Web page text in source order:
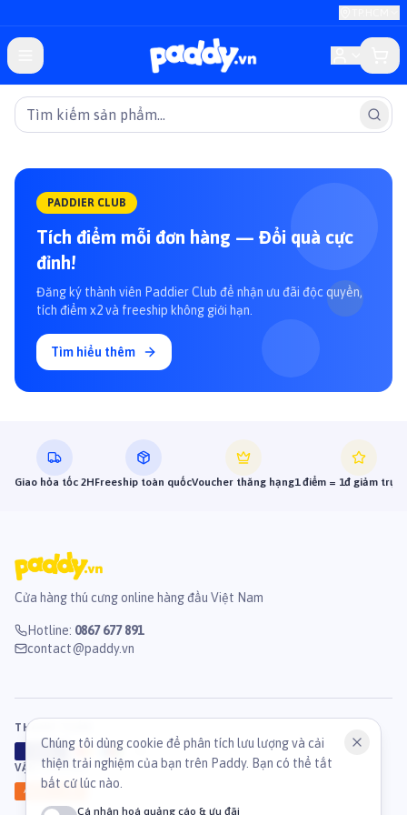
PADDIER CLUB
Tích điểm mỗi đơn hàng — Đổi quà cực
đỉnh!
Đăng ký thành viên Paddier Club để nhận ưu đãi độc quyền,
tích điểm x2 và freeship không giới hạn.
Tìm hiểu thêm
Giao hỏa tốc 2HFreeship toàn quốcVoucher thăng hạng1 điểm = 1đ giảm trực
Cửa hàng thú cưng online hàng đầu Việt Nam
Hotline: 0867 677 891
contact@paddy.vn
THANH TOÁN
B
VẬN CHUYỂN
Ahamove
Chúng tôi dùng cookie để phân tích lưu lượng và cải
thiện trải nghiệm của bạn trên Paddy. Bạn có thể tắt
bất cứ lúc nào.
Cá nhân hoá quảng cáo & ưu đãi